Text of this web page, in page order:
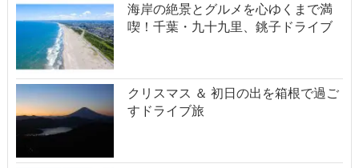
海岸の絶景とグルメを心ゆくまで満
喫！千葉・九十九里、銚子ドライブ
クリスマス ＆ 初日の出を箱根で過ご
すドライブ旅